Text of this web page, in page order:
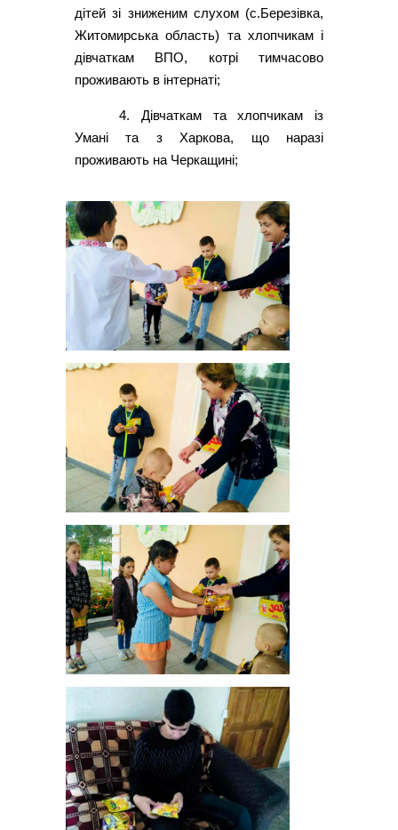
дітей зі зниженим слухом (с.Березівка,
Житомирська область) та хлопчикам і
дівчаткам ВПО, котрі тимчасово
проживають в інтернаті;
4. Дівчаткам та хлопчикам із
Умані та з Харкова, що наразі
проживають на Черкащині;